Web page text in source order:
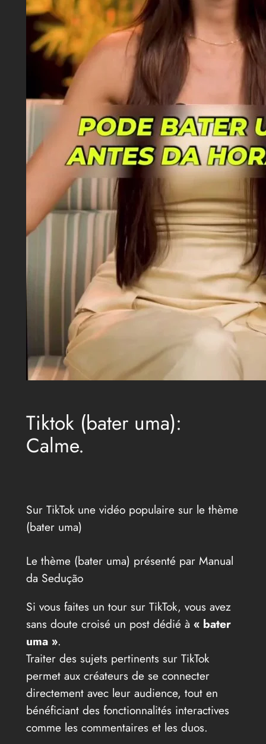
Tiktok (bater uma):
Calme.
Sur TikTok une vidéo populaire sur le thème
(bater uma)
Le thème (bater uma) présenté par Manual
da Sedução
Si vous faites un tour sur TikTok, vous avez
sans doute croisé un post dédié à « bater
uma ».
Traiter des sujets pertinents sur TikTok
permet aux créateurs de se connecter
directement avec leur audience, tout en
bénéficiant des fonctionnalités interactives
comme les commentaires et les duos.